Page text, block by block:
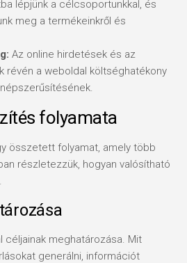
lépjünk a célcsoportunkkal, és
meg a termékeinkről és
Az online hirdetések és az
révén a weboldal költséghatékony
folyamata
összetett folyamat, amely több
részletezzük, hogyan valósítható
céljainak meghatározása. Mit
generálni, információt